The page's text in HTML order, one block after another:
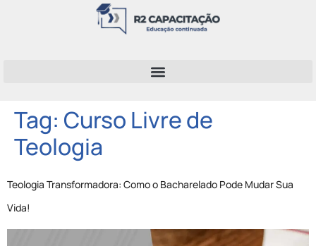
Tag: Curso Livre de
Teologia
Teologia Transformadora: Como o Bacharelado Pode Mudar Sua
Vida!